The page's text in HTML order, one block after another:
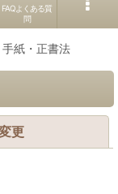
FAQよくある質
問
紙・正書法
更